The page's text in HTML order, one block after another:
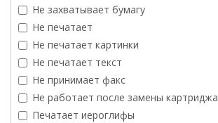
Не захватывает бумагу
Не печатает
Не печатает картинки
Не печатает текст
Не принимает факс
Не работает после замены картриджа
Печатает иероглифы